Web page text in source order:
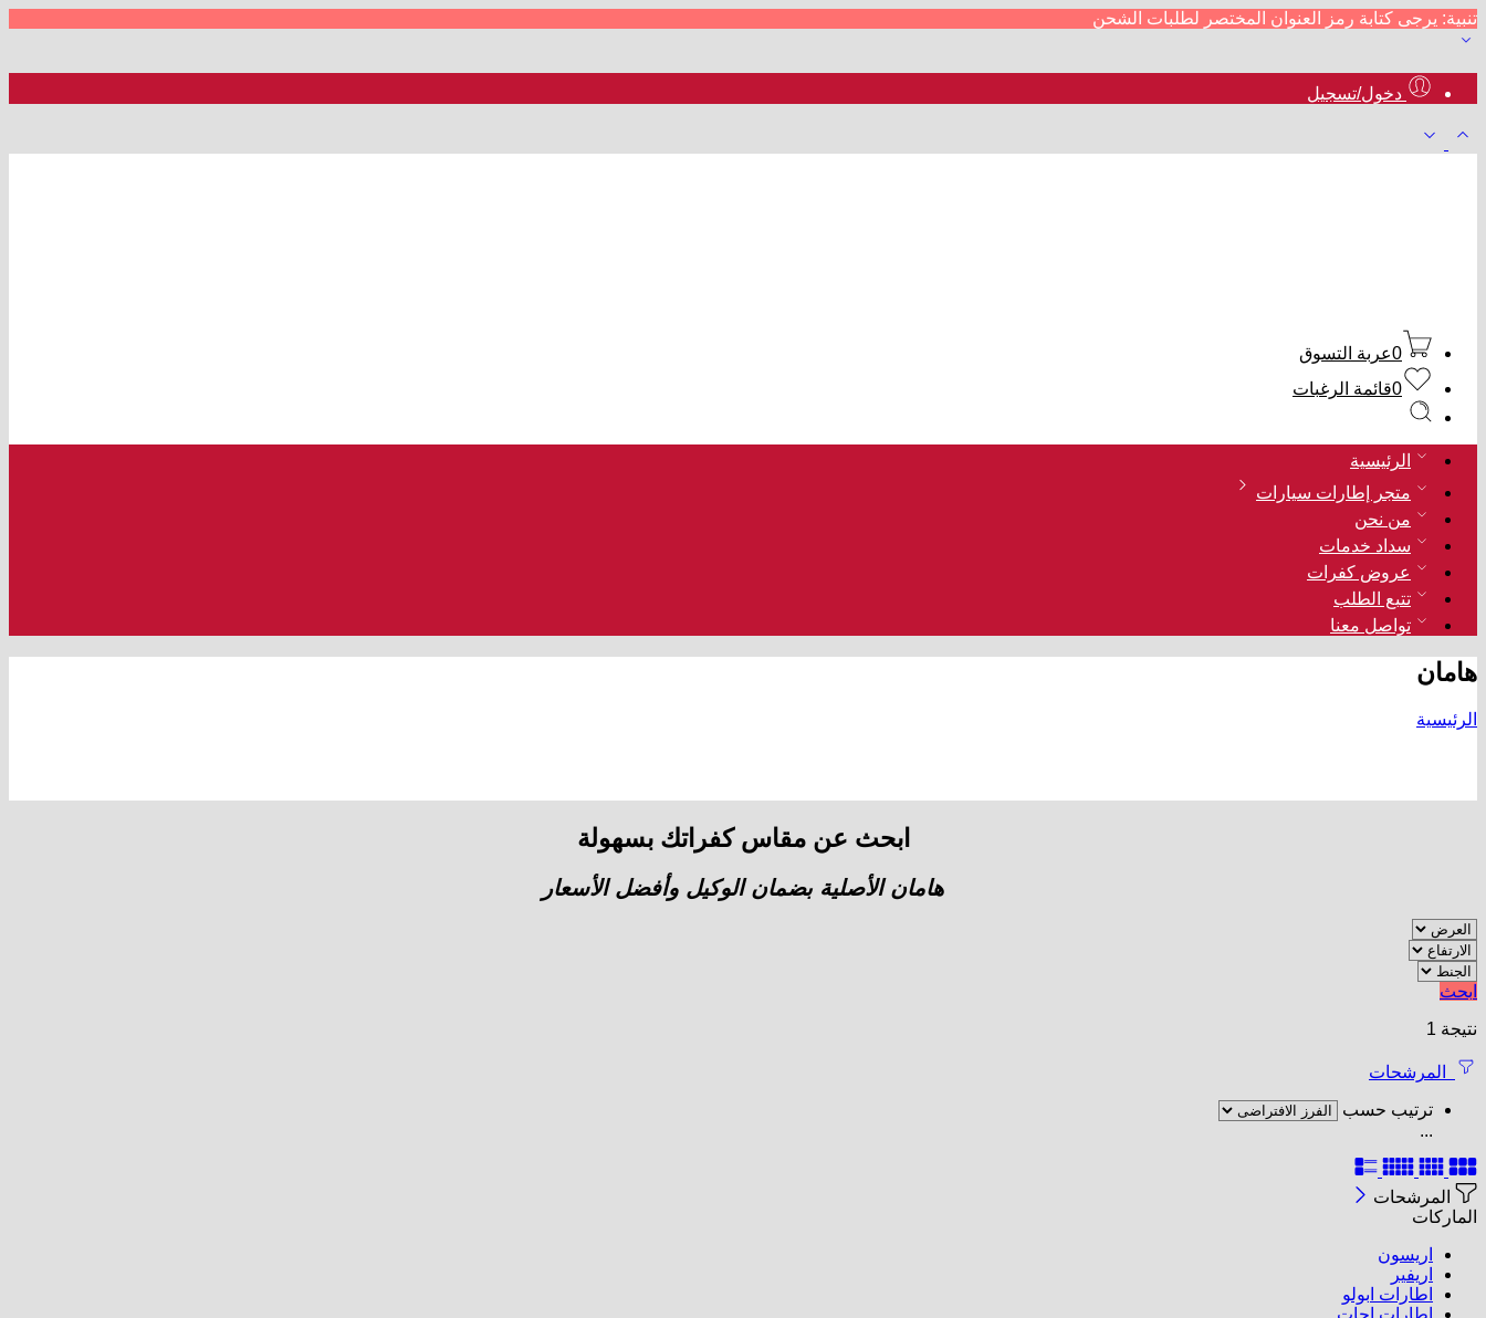
تنبية: يرجى كتابة رمز العنوان المختصر لطلبات الشحن
دخول/تسجيل
0عربة التسوق
0قائمة الرغبات
الرئيسية
متجر إطارات سيارات
من نحن
سداد خدمات
عروض كفرات
تتبع الطلب
تواصل معنا
هامان
الرئيسية
ابحث عن مقاس كفراتك بسهولة
هامان الأصلية بضمان الوكيل وأفضل الأسعار
ابحث
نتيجة 1
المرشحات
ترتيب حسب
...
المرشحات
الماركات
اريسون
اريفير
اطارات ابولو
اطارات اجات